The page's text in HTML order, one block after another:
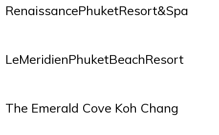
RenaissancePhuketResort&Spa
LeMeridienPhuketBeachResort
The Emerald Cove Koh Chang